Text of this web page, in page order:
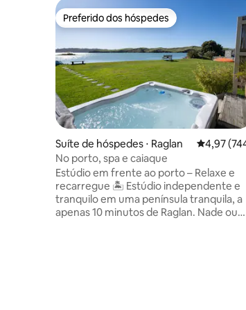
Preferido dos hóspedes
Preferido dos hóspedes
Suíte de hóspedes ⋅ Raglan 4,97 de
4,97
No porto, spa e caiaque
Estúdio em frente ao porto – Relaxe e
recarregue 🏝️ Estúdio independente e
tranquilo em uma península tranquila, a
apenas 10 minutos de Raglan. Nade ou